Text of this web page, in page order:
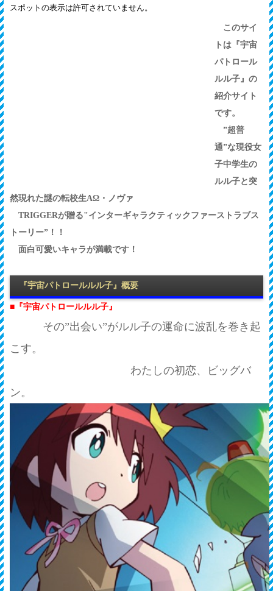
このサイ
トは『宇宙
パトロール
ルル子』の
紹介サイト
です。
”超普
通”な現役女
子中学生の
ルル子と突
然現れた謎の転校生AΩ・ノヴァ
TRIGGERが贈る"インターギャラクティックファーストラブス
トーリー”！！
面白可愛いキャラが満載です！
『宇宙パトロールルル子』概要
■ 『宇宙パトロールルル子』
その”出会い”がルル子の運命に波乱を巻き起
こす。
わたしの初恋、ビッグバ
ン。